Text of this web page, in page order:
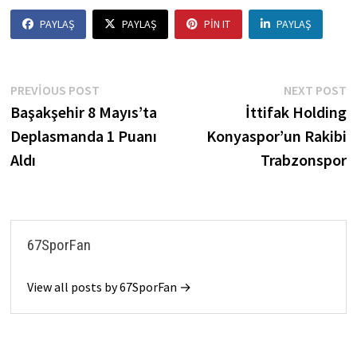
PAYLAŞ PAYLAŞ PIN IT PAYLAŞ
Yazı
gezinmesi
PREVIOUS POSTPrevious
post:
Başakşehir 8 Mayıs’ta
Deplasmanda 1 Puanı
Aldı
NEXT POST
İttifak Holding
Konyaspor’un Rakibi
Trabzonspor
67SporFan
View all posts by 67SporFan →